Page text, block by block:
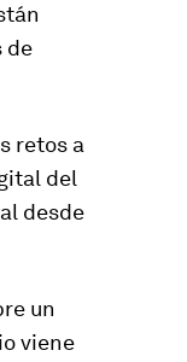
de
retos a
del
desde
un
viene